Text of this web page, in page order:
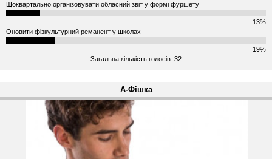
Щоквартально організовувати обласний звіт у формі фуршету
13%
Оновити фізкультурний реманент у школах
19%
Загальна кількість голосів: 32
А-Фішка